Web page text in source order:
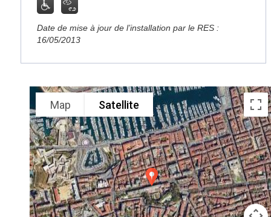
Date de mise à jour de l’installation par le RES :
16/05/2013
Map Satellite